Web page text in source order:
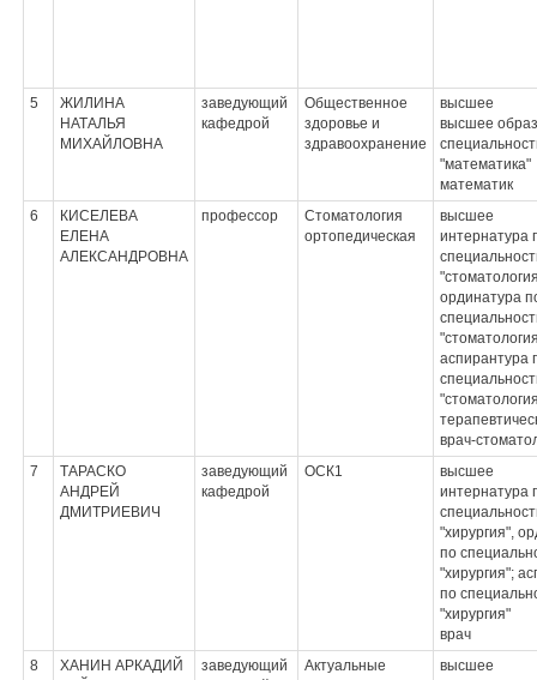
5
ЖИЛИНА
НАТАЛЬЯ
МИХАЙЛОВНА
заведующий
кафедрой
Общественное
здоровье и
здравоохранение
высшее
высшее
"математика"
математик
6
КИСЕЛЕВА
ЕЛЕНА
АЛЕКСАНДРОВНА
профессор
Стоматология
ортопедическая
высшее
интернатура
ординатура
аспирантура
врач-
7
ТАРАСКО
АНДРЕЙ
ДМИТРИЕВИЧ
заведующий
кафедрой
ОСК1
высшее
интернатура
"хирургия",
по
"хирургия";
по
"хирургия"
врач
8
ХАНИН АРКАДИЙ
заведующий
Актуальные
высшее